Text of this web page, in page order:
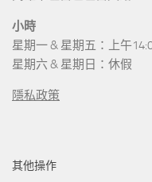
小時
星期一 & 星期五：上午
星期六 & 星期日：休假
隱私政策
其他操作